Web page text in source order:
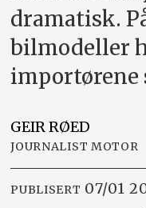
dramatisk.
bilmodeller
importørene
GEIRRØED
JOURNALIST MOTOR
PUBLISERT 07/01